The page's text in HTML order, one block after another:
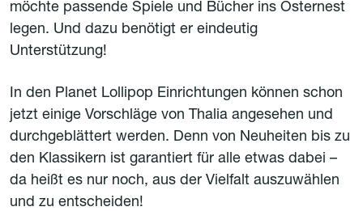
möchte passende Spiele und Bücher ins Osternest
legen. Und dazu benötigt er eindeutig
Unterstützung!
In den Planet Lollipop Einrichtungen können schon
jetzt einige Vorschläge von Thalia angesehen und
durchgeblättert werden. Denn von Neuheiten bis zu
den Klassikern ist garantiert für alle etwas dabei –
da heißt es nur noch, aus der Vielfalt auszuwählen
und zu entscheiden!